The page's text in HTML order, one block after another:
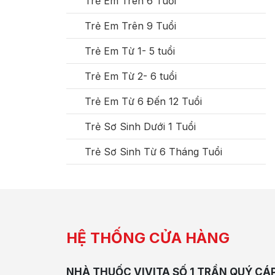
Trẻ Em Trên 9 Tuổi
Trẻ Em Từ 1- 5 tuổi
Trẻ Em Từ 2- 6 tuổi
Trẻ Em Từ 6 Đến 12 Tuổi
Trẻ Sơ Sinh Dưới 1 Tuổi
Trẻ Sơ Sinh Từ 6 Tháng Tuổi
HỆ THỐNG CỬA HÀNG
NHÀ THUỐC VIVITA SỐ 1 TRẦN QUÝ